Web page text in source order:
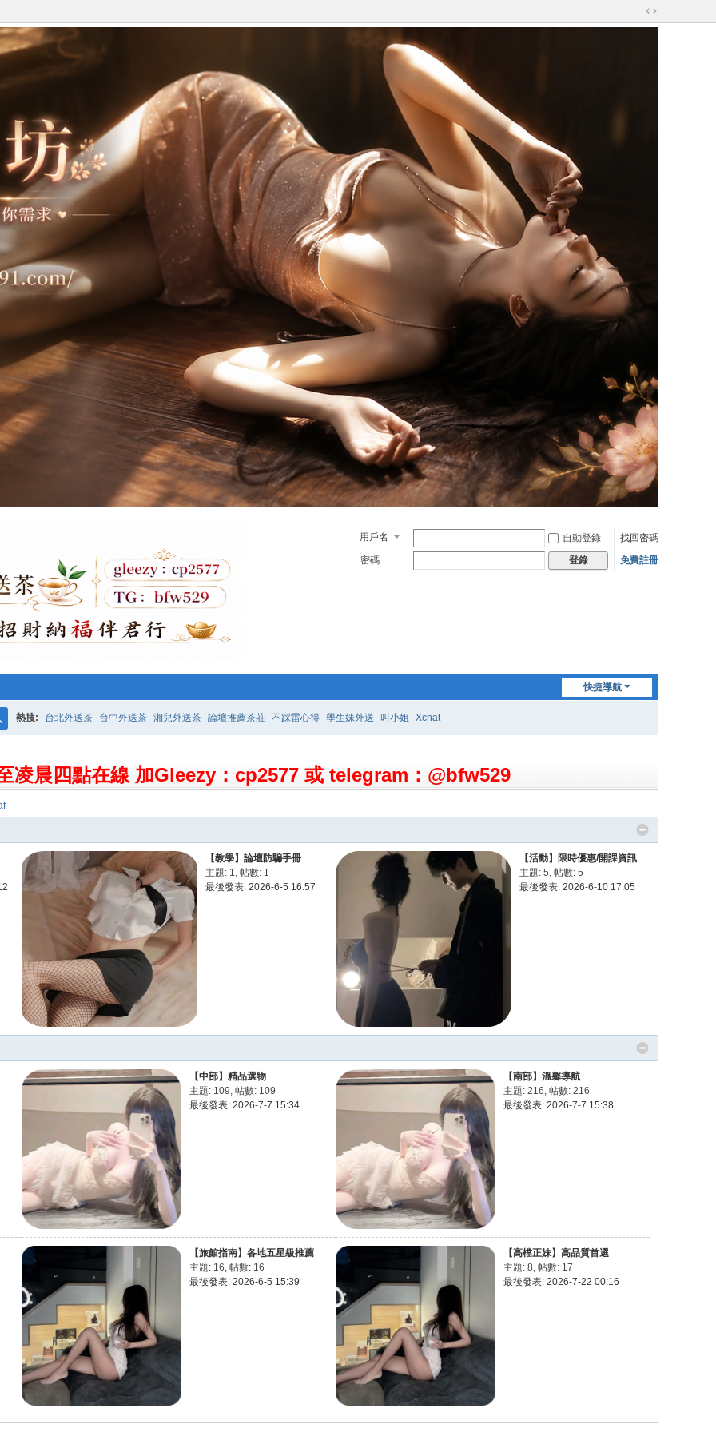
切
用戶名 自動登錄
找回密碼
密碼
登錄 免費註冊
快捷導航
熱搜: 台北外送茶 台中外送茶 湘兒外送茶 論壇推薦茶莊 不踩雷心得 學生妹外送 叫小姐 Xchat
凌晨四點在線 加Gleezy：cp2577 或 telegram：@bfw529
【教學】論壇防騙手冊
主題: 1, 帖數: 1
最後發表: 2026-6-5 16:57
【活動】限時優惠/開課資訊
主題: 5, 帖數: 5
最後發表: 2026-6-10 17:05
【中部】精品選物
主題: 109, 帖數: 109
最後發表: 2026-7-7 15:34
【南部】溫馨導航
主題: 216, 帖數: 216
最後發表: 2026-7-7 15:38
【旅館指南】各地五星級推薦
主題: 16, 帖數: 16
最後發表: 2026-6-5 15:39
【高檔正妹】高品質首選
主題: 8, 帖數: 17
最後發表: 2026-7-22 00:16